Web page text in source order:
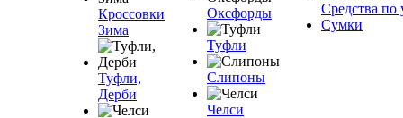
Кроссовки
Зима
Туфли,
Дерби
Оксфорды
Туфли
Слипоны
Челси
Средства по
Сумки